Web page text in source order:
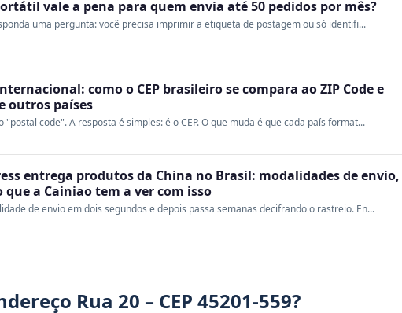
vale a pena para quem envia até 50 pedidos por mês?
uma pergunta: você precisa imprimir a etiqueta de postagem ou só identifi...
como o CEP brasileiro se compara ao ZIP Code e
outros países
"postal code". A resposta é simples: é o CEP. O que muda é que cada país format...
entrega produtos da China no Brasil: modalidades de envio,
que a Cainiao tem a ver com isso
de envio em dois segundos e depois passa semanas decifrando o rastreio. En...
Rua 20 – CEP 45201-559?